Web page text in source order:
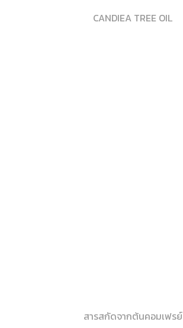
CANDIEA TREE OIL
สารสกัดจากต้นคอมเฟรย์